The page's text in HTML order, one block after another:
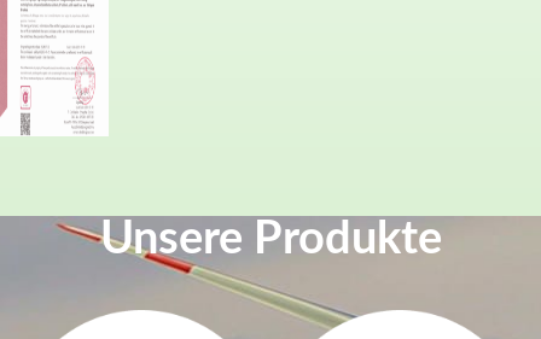
Unsere Produkte